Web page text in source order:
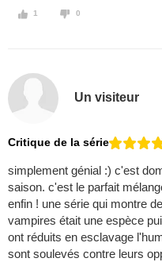
1 0
Un visiteur
Critique de la série
simplement génial :) c'est
saison. c'est le parfait
enfin ! une série qui montre
vampires était une espèce
ont réduits en esclavage
sont soulevés contre leurs